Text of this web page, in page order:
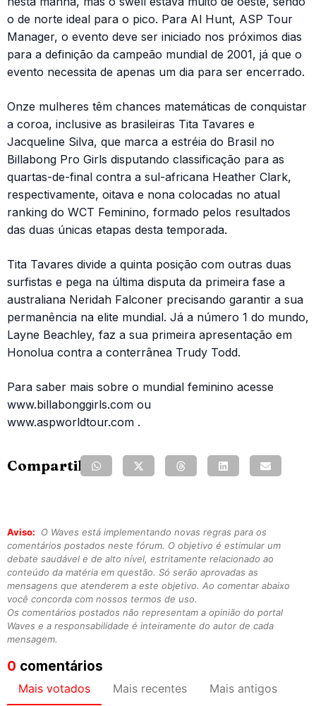
o de norte ideal para o pico. Para Al Hunt, ASP Tour
Manager, o evento deve ser iniciado nos próximos dias
para a definição da campeão mundial de 2001, já que o
evento necessita de apenas um dia para ser encerrado.
Onze mulheres têm chances matemáticas de conquistar
a coroa, inclusive as brasileiras Tita Tavares e
Jacqueline Silva, que marca a estréia do Brasil no
Billabong Pro Girls disputando classificação para as
quartas-de-final contra a sul-africana Heather Clark,
respectivamente, oitava e nona colocadas no atual
ranking do WCT Feminino, formado pelos resultados
das duas únicas etapas desta temporada.
Tita Tavares divide a quinta posição com outras duas
surfistas e pega na última disputa da primeira fase a
australiana Neridah Falconer precisando garantir a sua
permanência na elite mundial. Já a número 1 do mundo,
Layne Beachley, faz a sua primeira apresentação em
Honolua contra a conterrânea Trudy Todd.
Para saber mais sobre o mundial feminino acesse
www.billabonggirls.com ou
www.aspworldtour.com .
Compartilhe:
Aviso:
O Waves está implementando novas regras para os
comentários postados neste fórum. O objetivo é estimular um
debate saudável e de alto nível, estritamente relacionado ao
conteúdo da matéria em questão. Só serão aprovadas as
mensagens que atenderem a este objetivo. Ao comentar abaixo
você concorda com nossos termos de uso.
Os comentários postados não representam a opinião do portal
Waves e a responsabilidade é inteiramente do autor de cada
mensagem.
0 comentários
Mais votados Mais recentes Mais antigos